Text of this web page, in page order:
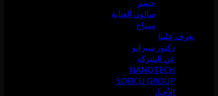
جسم
صالون العناية
مساج
تعرف علينا
دكتور سيرانو
عن الشركة
NANOTECH
SOFICU GROUP
الأخبار